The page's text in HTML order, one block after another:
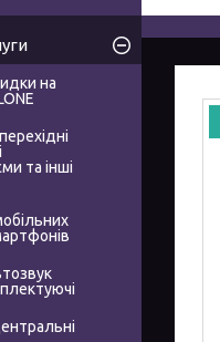
на
та інші